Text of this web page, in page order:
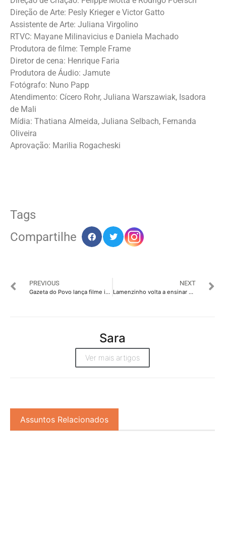
Direção de Arte: Pesly Krieger e Victor Gatto
Assistente de Arte: Juliana Virgolino
RTVC: Mayane Milinavicius e Daniela Machado
Produtora de filme: Temple Frame
Diretor de cena: Henrique Faria
Produtora de Áudio: Jamute
Fotógrafo: Nuno Papp
Atendimento: Cícero Rohr, Juliana Warszawiak, Isadora
de Mali
Mídia: Thatiana Almeida, Juliana Selbach, Fernanda
Oliveira
Aprovação: Marilia Rogacheski
Tags
Compartilhe
PREVIOUS
Gazeta do Povo lança filme institucional
NEXT
Lamenzinho volta a ensinar o que combina com miojo
Sara
Ver mais artigos
Assuntos Relacionados